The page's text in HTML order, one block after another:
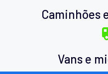
Caminhões
Vans e